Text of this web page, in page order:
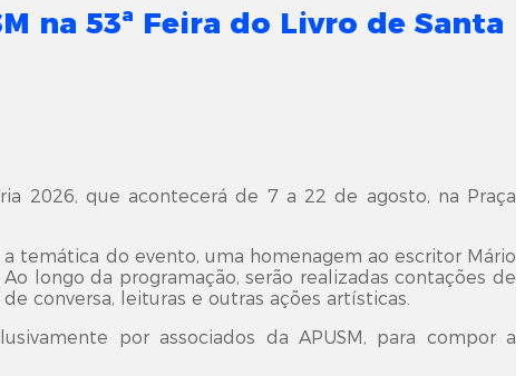
na 53ª Feira do Livro de Santa
2026, que acontecerá de 7 a 22 de agosto, na Praça
temática do evento, uma homenagem ao escritor Mário
longo da programação, serão realizadas contações de
conversa, leituras e outras ações artísticas.
por associados da APUSM, para compor a